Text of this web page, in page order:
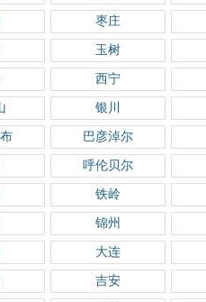
枣庄
玉树
西宁
银川
巴彦淖尔
呼伦贝尔
铁岭
锦州
大连
吉安